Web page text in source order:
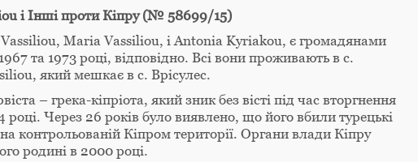
і Інші проти Кіпру (№ 58699/15)
Maria Vassiliou, і Antonia Kyriakou, є громадянами
та 1973 році, відповідно. Всі вони проживають в с.
який мешкає в с. Врісулес.
– грека-кіпріота, який зник без вісті під час вторгнення
Через 26 років було виявлено, що його вбили турецькі
контрольованій Кіпром території. Органи влади Кіпру
родині в 2000 році.